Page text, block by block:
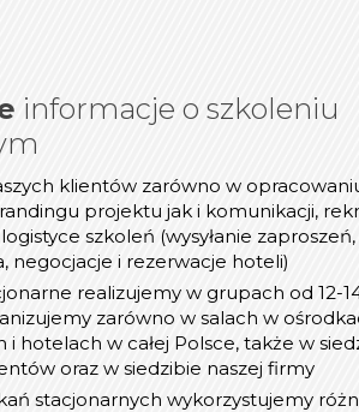
informacje o szkoleniu
klientów zarówno w
projektu jak i komunikacji,
szkoleń (wysyłanie zaproszeń,
negocjacje i rezerwacje hoteli)
realizujemy w grupach od 12-
zarówno w salach w
i hotelach w całej Polsce, także w
oraz w siedzibie naszej firmy
stacjonarnych wykorzystujemy
o szkoleniu
technologię transmisji video (Zoom,
Webex, Google Meet) do
spotkań online korzystamy z takich
Mentimeter, Miro, Mural, Padlet,
w realizacji szkoleń online -
działania rozpoczęliśmy w
online uczestnicy otrzymują
pdf, oraz